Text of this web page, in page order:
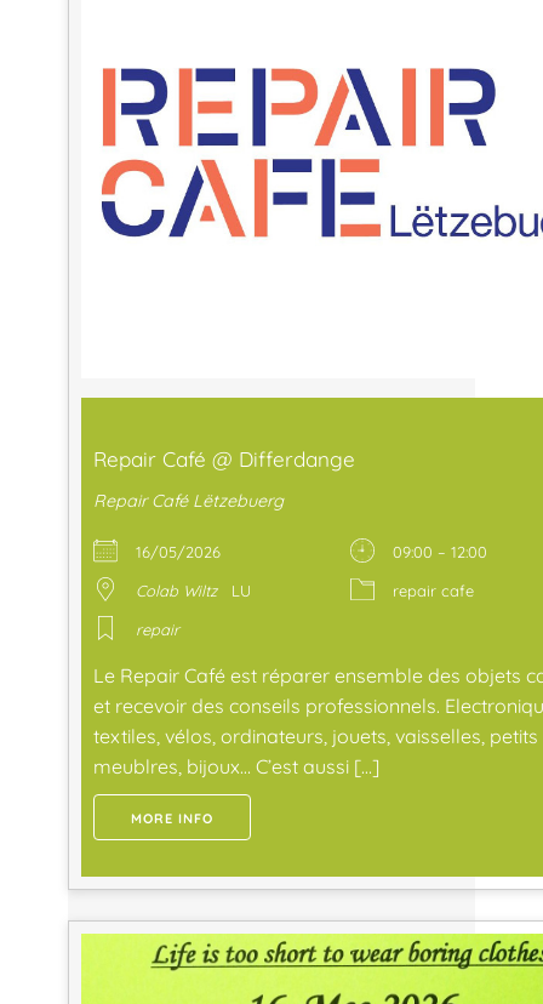
Repair Café @ Differdange
Repair Café Lëtzebuerg
16/05/2026
09:00 – 12:00
Colab Wiltz
LU
repair cafe
repair
Le Repair Café est réparer ensemble des objets
et recevoir des conseils professionnels.
textiles, vélos, ordinateurs, jouets, vaisselles, petits
meublres, bijoux… C’est aussi […]
MORE INFO